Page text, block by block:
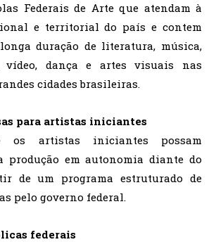
Federais de Arte que atendam à
e territorial do país e contem
duração de literatura, música,
vídeo, dança e artes visuais nas
cidades brasileiras.
para artistas iniciantes
os artistas iniciantes possam
produção em autonomia diante do
de um programa estruturado de
pelo governo federal.
federais